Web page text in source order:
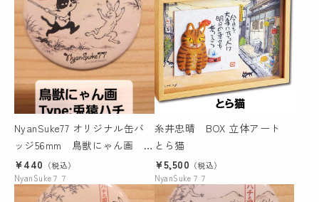
NyanSuke77 オリジナル缶バ
ッジ56mm 鳥獣にゃん画 兎
猿ハチ
¥440 （税込）
NyanSuke７７
糸井忠晴 BOX 立体アート
とら猫
¥5,500 （税込）
NyanSuke７７